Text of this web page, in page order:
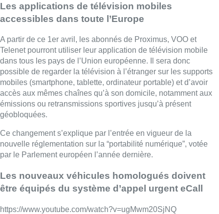
Les applications de télévision mobiles
accessibles dans toute l’Europe
A partir de ce 1er avril, les abonnés de Proximus, VOO et
Telenet pourront utiliser leur application de télévision mobile
dans tous les pays de l’Union européenne. Il sera donc
possible de regarder la télévision à l’étranger sur les supports
mobiles (smartphone, tablette, ordinateur portable) et d’avoir
accès aux mêmes chaînes qu’à son domicile, notamment aux
émissions ou retransmissions sportives jusqu’à présent
géobloquées.
Ce changement s’explique par l’entrée en vigueur de la
nouvelle réglementation sur la “portabilité numérique”, votée
par le Parlement européen l’année dernière.
Les nouveaux véhicules homologués doivent
être équipés du système d’appel urgent eCall
https://www.youtube.com/watch?v=ugMwm20SjNQ